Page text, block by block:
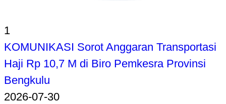
1
KOMUNIKASI Sorot Anggaran Transportasi
Haji Rp 10,7 M di Biro Pemkesra Provinsi
Bengkulu
2026-07-30